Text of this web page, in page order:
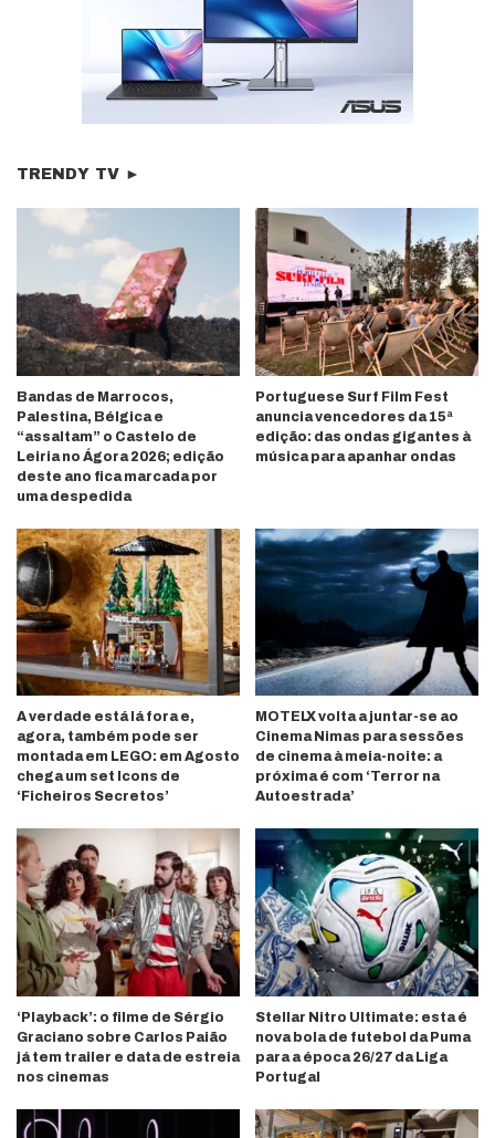
TRENDY TV ►
Bandas de Marrocos,
Palestina, Bélgica e
“assaltam” o Castelo de
Leiria no Ágora 2026; edição
deste ano fica marcada por
uma despedida
Portuguese Surf Film Fest
anuncia vencedores da 15ª
edição: das ondas gigantes à
música para apanhar ondas
A verdade está lá fora e,
agora, também pode ser
montada em LEGO: em Agosto
chega um set Icons de
‘Ficheiros Secretos’
MOTELX volta a juntar-se ao
Cinema Nimas para sessões
de cinema à meia-noite: a
próxima é com ‘Terror na
Autoestrada’
‘Playback’: o filme de Sérgio
Graciano sobre Carlos Paião
já tem trailer e data de estreia
nos cinemas
Stellar Nitro Ultimate: esta é
nova bola de futebol da Puma
para a época 26/27 da Liga
Portugal